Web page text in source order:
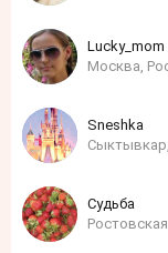
Lucky_mom
Москва,
Sneshka
Судьба